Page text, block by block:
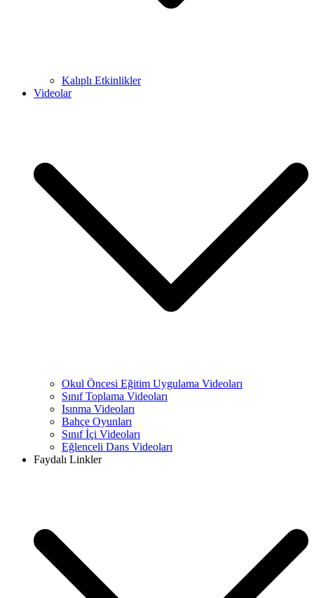
Kalıplı Etkinlikler
Videolar
Okul Öncesi Eğitim Uygulama Videoları
Sınıf Toplama Videoları
Isınma Videoları
Bahçe Oyunları
Sınıf İçi Videoları
Eğlenceli Dans Videoları
Faydalı Linkler